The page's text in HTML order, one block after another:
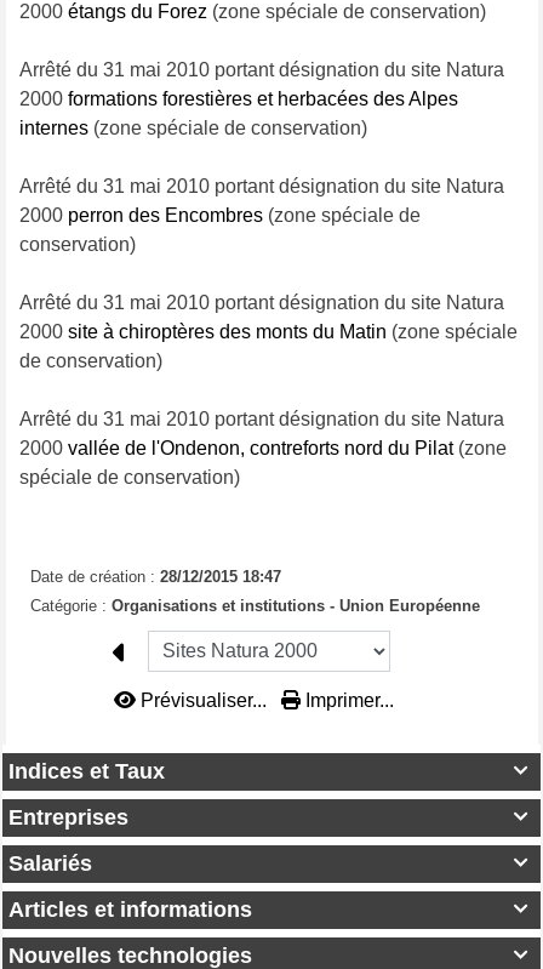

Indices et Taux

Entreprises

Salariés

Articles et informations

Nouvelles technologies
2000 étangs du Forez (zone spéciale de conservation)
Arrêté du 31 mai 2010 portant désignation du site Natura
2000 formations forestières et herbacées des Alpes
internes(zone spéciale de conservation)
Arrêté du 31 mai 2010 portant désignation du site Natura
2000 perron des Encombres(zone spéciale de
conservation)
Arrêté du 31 mai 2010 portant désignation du site Natura
2000 site à chiroptères des monts du Matin (zone spéciale
de conservation)
Arrêté du 31 mai 2010 portant désignation du site Natura
2000 vallée de l'Ondenon, contreforts nord du Pilat(zone
spéciale de conservation)
Date de création : 28/12/2015 18:47
Catégorie : Organisations et institutions - Union Européenne
Prévisualiser... Imprimer...